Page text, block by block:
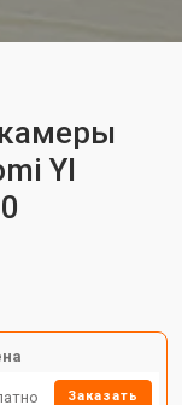
YI
Заказать